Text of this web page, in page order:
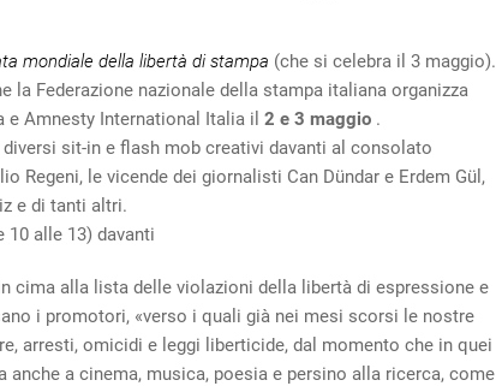
mondiale della libertà di stampa (che si celebra il 3 maggio).
la Federazione nazionale della stampa italiana organizza
Amnesty International Italia il 2 e 3 maggio .
sit-in e flash mob creativi davanti al consolato
Regeni, le vicende dei giornalisti Can Dündar e Erdem Gül,
e di tanti altri.
alle 13) davanti
cima alla lista delle violazioni della libertà di espressione e
i promotori, «verso i quali già nei mesi scorsi le nostre
arresti, omicidi e leggi liberticide, dal momento che in quei
a cinema, musica, poesia e persino alla ricerca, come